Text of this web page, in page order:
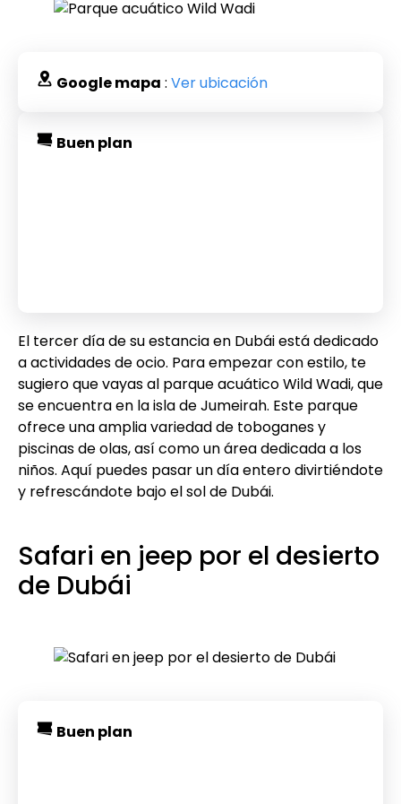
Google mapa : Ver ubicación
Buen plan
El tercer día de su estancia en Dubái está dedicado
a actividades de ocio. Para empezar con estilo, te
sugiero que vayas al parque acuático Wild Wadi, que
se encuentra en la isla de Jumeirah. Este parque
ofrece una amplia variedad de toboganes y
piscinas de olas, así como un área dedicada a los
niños. Aquí puedes pasar un día entero divirtiéndote
y refrescándote bajo el sol de Dubái.
Safari en jeep por el desierto
de Dubái
Buen plan